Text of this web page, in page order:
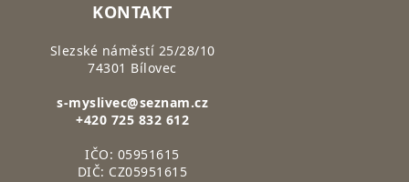
KONTAKT
Slezské náměstí 25/28/10
74301 Bílovec
s-myslivec@seznam.cz
+420 725 832 612
IČO: 05951615
DIČ: CZ05951615